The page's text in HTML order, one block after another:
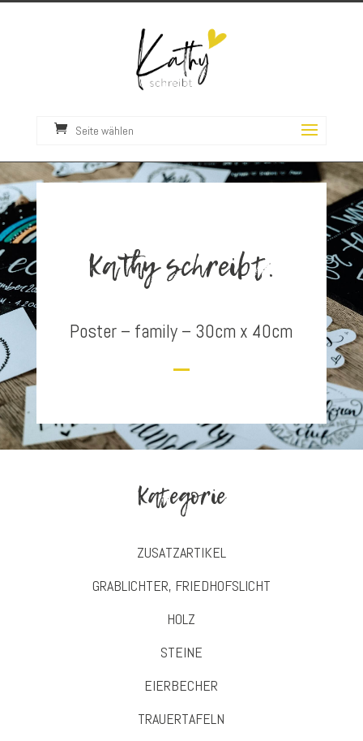
Seite wählen
Kathy schreibt.
Poster – family – 30cm x 40cm
Kategorie
ZUSATZARTIKEL
GRABLICHTER, FRIEDHOFSLICHT
HOLZ
STEINE
EIERBECHER
TRAUERTAFELN